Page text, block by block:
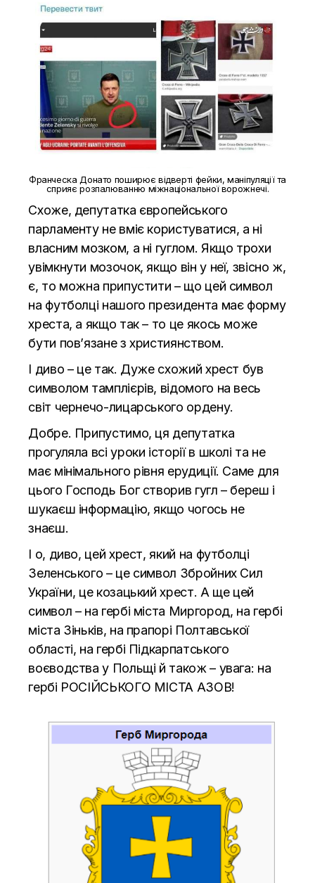
Франческа Донато поширює відверті фейки, маніпуляції та
сприяє розпалюванню міжнаціональної ворожнечі.
Схоже, депутатка європейського
парламенту не вміє користуватися, а ні
власним мозком, а ні гуглом. Якщо трохи
увімкнути мозочок, якщо він у неї, звісно ж,
є, то можна припустити – що цей символ
на футболці нашого президента має форму
хреста, а якщо так – то це якось може
бути пов’язане з християнством.
І диво – це так. Дуже схожий хрест був
символом тамплієрів, відомого на весь
світ чернечо-лицарського ордену.
Добре. Припустимо, ця депутатка
прогуляла всі уроки історії в школі та не
має мінімального рівня ерудиції. Саме для
цього Господь Бог створив гугл – береш і
шукаєш інформацію, якщо чогось не
знаєш.
І о, диво, цей хрест, який на футболці
Зеленського – це символ Збройних Сил
України, це козацький хрест. А ще цей
символ – на гербі міста Миргород, на гербі
міста Зіньків, на прапорі Полтавської
області, на гербі Підкарпатського
воєводства у Польщі й також – увага: на
гербі РОСІЙСЬКОГО МІСТА АЗОВ!